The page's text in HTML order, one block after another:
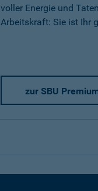
voller Energie und
Arbeitskraft: Sie ist Ihr
zur SBU